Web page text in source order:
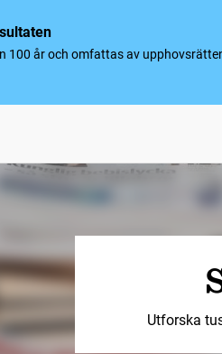
100 år och omfattas av
Utforska